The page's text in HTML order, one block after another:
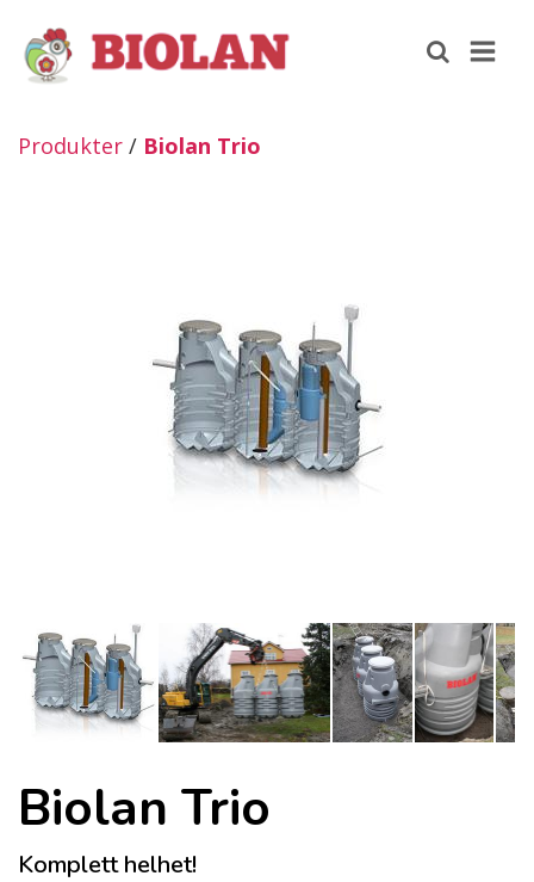
Produkter / Biolan Trio
Biolan Trio
Komplett helhet!